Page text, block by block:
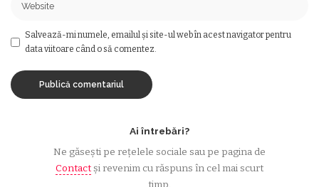
Salvează-mi numele, emailul și site-ul web în acest navigator pentru
data viitoare când o să comentez.
Ai întrebări?
Ne găsești pe rețelele sociale sau pe pagina de
Contactși revenim cu răspuns în cel mai scurt
timp.